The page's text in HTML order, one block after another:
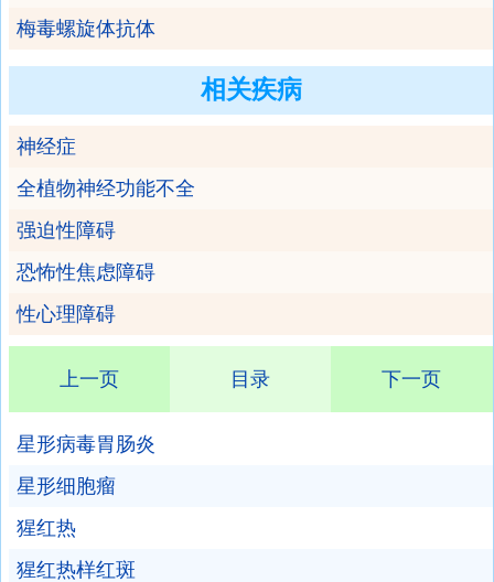
梅毒螺旋体抗体
相关疾病
神经症
全植物神经功能不全
强迫性障碍
恐怖性焦虑障碍
性心理障碍
上一页 目录 下一页
星形病毒胃肠炎
星形细胞瘤
猩红热
猩红热样红斑